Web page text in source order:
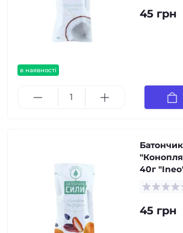
в наявності
45 грн
40г
45 грн